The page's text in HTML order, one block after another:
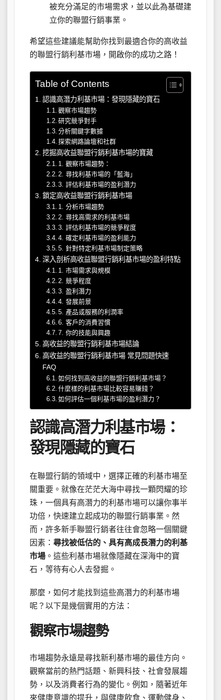
被充分滿足的市場需求，並以此為基礎建
立你的聯盟行銷事業。
希望這些建議能幫助你找到最適合你的高收益
的聯盟行銷利基市場，開啟你的成功之路！
Table of Contents
認識高潛力利基市場：發現隱藏的寶石
觀察市場趨勢
研究競爭對手
分析關鍵字數據
探索網路論壇和社群
挖掘高收益聯盟行銷利基市場的寶藏
1. 觀察市場趨勢：
2. 尋找利基市場的「藍海」
3. 評估利基市場的盈利潛力
鎖定高收益聯盟行銷利基市場
1. 分析市場趨勢
2. 尋找高需求的利基市場
3. 評估利基市場的競爭程度
4. 確定利基市場的盈利能力
5. 針對特定利基市場制定策略
深入剖析高收益聯盟行銷利基市場的盈利特點
1. 市場需求與規模
2. 競爭程度
3. 盈利潛力
4. 發展前景
5. 產品或服務的利潤率
6. 客戶的消費習慣
7. 你的技能與興趣
高收益的聯盟行銷利基市場結論
高收益的聯盟行銷利基市場 常見問題快速
FAQ
如何找到高收益的聯盟行銷利基市場？
什麼樣的利基市場比較容易賺錢？
如何評估一個利基市場的盈利潛力？
認識高潛力利基市場：
發現隱藏的寶石
在聯盟行銷的領域中，選擇正確的利基市場至
關重要。就像在茫茫大海中尋找一顆閃耀的珍
珠，一個具有高潛力的利基市場可以讓你事半
功倍，快速建立起成功的聯盟行銷事業。然
而，許多新手聯盟行銷者往往會忽略一個關鍵
因素： 尋找被低估的、具有高成長潛力的利基
市場 。這些利基市場就像隱藏在深海中的寶
石，等待有心人去發掘。
那麼，如何才能找到這些高潛力的利基市場
呢？以下是幾個實用的方法：
觀察市場趨勢
市場趨勢永遠是尋找新利基市場的最佳方向。
觀察當前的熱門話題、新興科技、社會發展趨
勢，以及消費者行為的變化。例如，隨著近年
來健康意識的提升，與健康飲食、運動健身、